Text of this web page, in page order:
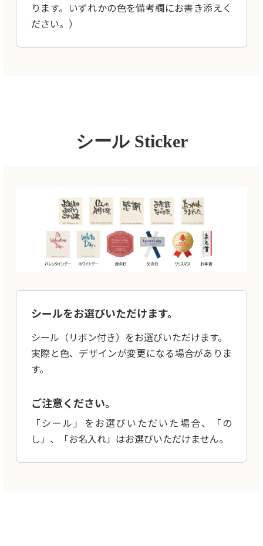
ります。いずれかの色を備考欄にお書き添えく
ださい。）
シール Sticker
シールをお選びいただけます。
シール（リボン付き）をお選びいただけます。
実際と色、デザインが変更になる場合がありま
す。
ご注意ください。
「シール」をお選びいただいた場合、「の
し」、「お名入れ」はお選びいただけません。